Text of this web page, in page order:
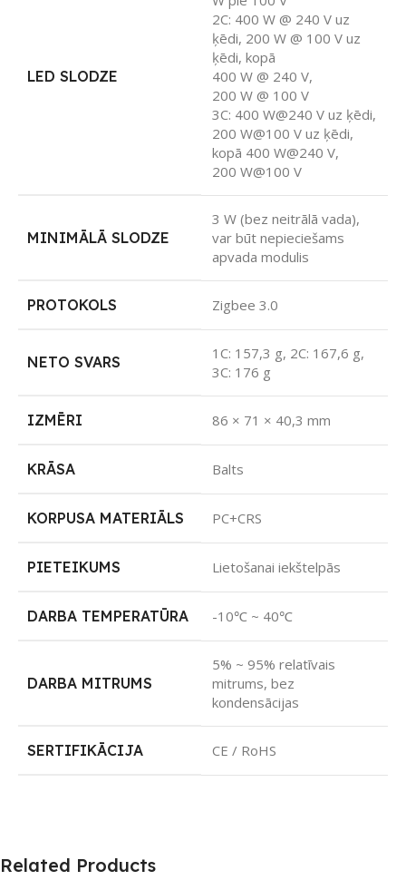
LED SLODZE
2C: 400 W @ 240 V uz
ķēdi, 200 W @ 100 V uz
ķēdi, kopā
400 W @ 240 V,
200 W @ 100 V
3C: 400 W@240 V uz ķēdi,
200 W@100 V uz ķēdi,
kopā 400 W@240 V,
200 W@100 V
MINIMĀLĀ SLODZE
3 W (bez neitrālā vada),
var būt nepieciešams
apvada modulis
PROTOKOLS Zigbee 3.0
NETO SVARS
1C: 157,3 g, 2C: 167,6 g,
3C: 176 g
IZMĒRI 86 × 71 × 40,3 mm
KRĀSA Balts
KORPUSA MATERIĀLS PC+CRS
PIETEIKUMS Lietošanai iekštelpās
DARBA TEMPERATŪRA -10℃ ~ 40℃
DARBA MITRUMS
5% ~ 95% relatīvais
mitrums, bez
kondensācijas
SERTIFIKĀCIJA CE / RoHS
Related Products